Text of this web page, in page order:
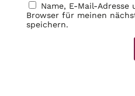
Name, E-Mail-
Browser für meinen
speichern.